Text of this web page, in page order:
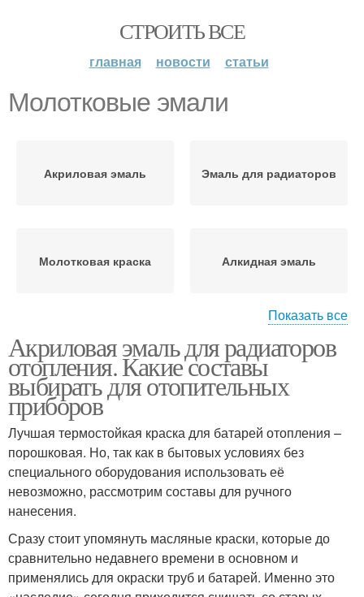
СТРОИТЬ ВСЕ
главная новости статьи
Молотковые эмали
Акриловая эмаль Эмаль для радиаторов
Молотковая краска Алкидная эмаль
основе
Молотковая чеканка
Алкидные эмали Акриловые эмали
Показать все
Акриловая эмаль для радиаторов
отопления. Какие составы
выбирать для отопительных
приборов
Лучшая термостойкая краска для батарей отопления –
порошковая. Но, так как в бытовых условиях без
специального оборудования использовать её
невозможно, рассмотрим составы для ручного
нанесения.
Сразу стоит упомянуть масляные краски, которые до
сравнительно недавнего времени в основном и
применялись для окраски труб и батарей. Именно это